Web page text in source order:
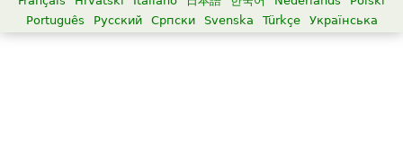
Português
Русский Српски Svenska Türkçe Українська